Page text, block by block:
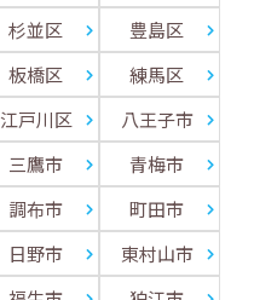
杉並区
豊島区
板橋区
練馬区
江戸川区
八王子市
三鷹市
青梅市
調布市
町田市
日野市
東村山市